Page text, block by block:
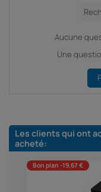
Aucune
Une
Les clients qui ont
acheté:
Bon plan -19,67 €